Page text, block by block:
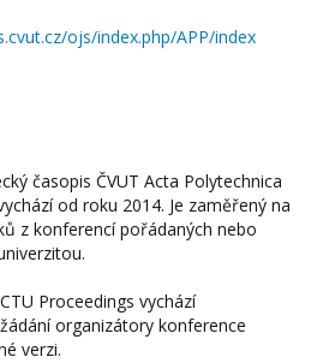
ojs/index.php/APP/index
časopis ČVUT Acta Polytechnica
od roku 2014. Je zaměřený na
z konferencí pořádaných nebo
Proceedings vychází
organizátory konference
verzi.